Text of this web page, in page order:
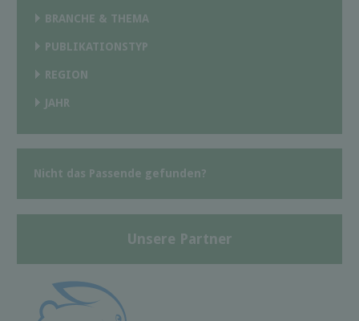
BRANCHE & THEMA
PUBLIKATIONSTYP
REGION
JAHR
Nicht das Passende gefunden?
Unsere Partner